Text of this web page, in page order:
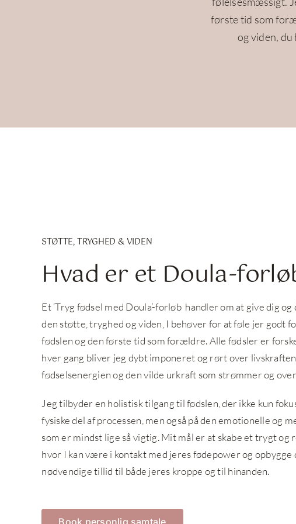
første tid som
og viden, du
STØTTE, TRYGHED & VIDEN
Hvad er et Doula-
Et ‘Tryg fødsel med Doula’-forløb handler om at give dig
den støtte, tryghed og viden, I behøver for at føle jer godt
fødslen og den første tid som forældre.Alle fødsler er
hver gang bliver jeg dybt imponeret og rørt over livskraften,
fødselsenergien og den vilde urkraft som strømmer og
Jeg tilbyder en holistisk tilgang til fødslen, der ikke kun
fysiske del af processen, men også på den emotionelle og
som er mindst lige så vigtig. Mit mål er at skabe et trygt og
hvor I kan være i kontakt med jeres fødepower og opbygge
nødvendige tillid til både jeres kroppe og til hinanden.
Book personlig samtale